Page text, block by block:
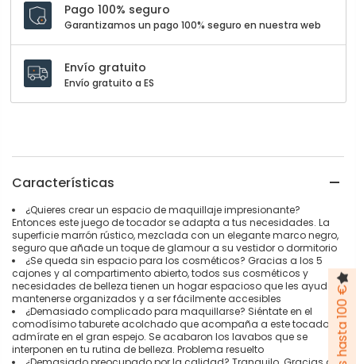
Pago 100% seguro
Garantizamos un pago 100% seguro en nuestra web
Envío gratuito
Envío gratuito a ES
Características
¿Quieres crear un espacio de maquillaje impresionante?
Entonces este juego de tocador se adapta a tus necesidades. La
superficie marrón rústico, mezclada con un elegante marco negro,
seguro que añade un toque de glamour a su vestidor o dormitorio
¿Se queda sin espacio para los cosméticos? Gracias a los 5
cajones y al compartimento abierto, todos sus cosméticos y
necesidades de belleza tienen un hogar espacioso que les ayuda a
mantenerse organizados y a ser fácilmente accesibles
¿Demasiado complicado para maquillarse? Siéntate en el
comodísimo taburete acolchado que acompaña a este tocador y
admírate en el gran espejo. Se acabaron los lavabos que se
interponen en tu rutina de belleza. Problema resuelto